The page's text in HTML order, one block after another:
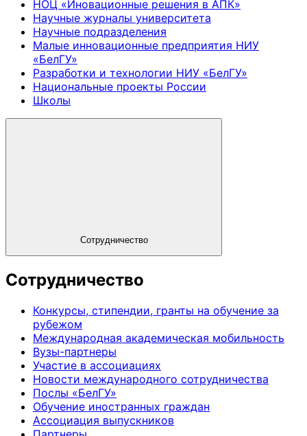
НОЦ «Иновационные решения в АПК»
Научные журналы университета
Научные подразделения
Малые инновационные предприятия НИУ
«БелГУ»
Разработки и технологии НИУ «БелГУ»
Национальные проекты России
Школы
Сотрудничество
Сотрудничество
Конкурсы, стипендии, гранты на обучение за
рубежом
Международная академическая мобильность
Вузы-партнеры
Участие в ассоциациях
Новости международного сотрудничества
Послы «БелГУ»
Обучение иностранных граждан
Ассоциация выпускников